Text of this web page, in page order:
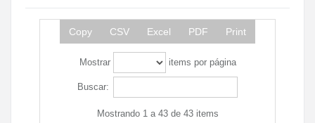
Copy CSV Excel PDF Print
Mostrar items por página
Buscar:
Mostrando 1 a 43 de 43 items